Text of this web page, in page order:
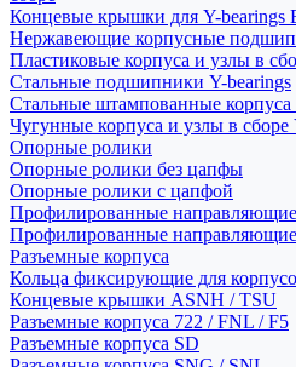
Концевые крышки для Y-bearings
Нержавеющие корпусные
Пластиковые корпуса и узлы в
Стальные подшипники Y-bearings
Стальные штампованные корпуса
Чугунные корпуса и узлы в сборе
Опорные ролики
Опорные ролики без цапфы
Опорные ролики с цапфой
Профилированные
Профилированные
Разъемные корпуса
Кольца фиксирующие для
Концевые крышки ASNH / TSU
Разъемные корпуса 722 / FNL / F5
Разъемные корпуса SD